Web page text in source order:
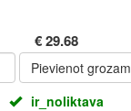
€ 29.68
Pievienot grozam
ir_noliktava